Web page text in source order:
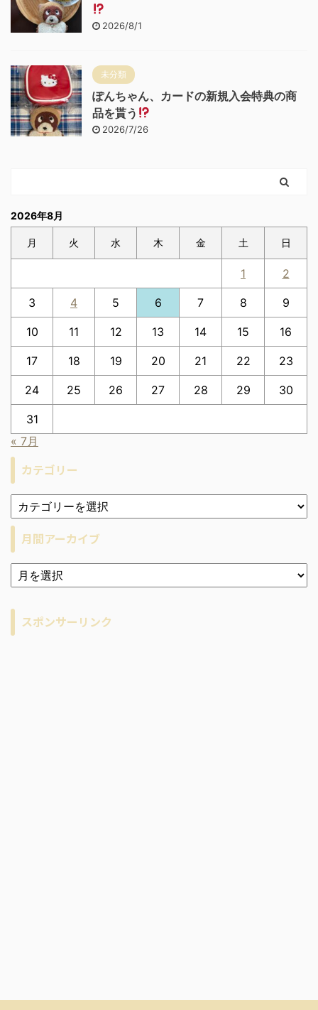
2026/8/1
未分類
ぽんちゃん、カードの新規入会特典の商
品を貰う
2026/7/26
2026年8月
月 火 水 木 金 土 日
1 2
3 4 5 6 7 8 9
10 11 12 13 14 15 16
17 18 19 20 21 22 23
24 25 26 27 28 29 30
31
« 7月
カテゴリー
月間アーカイブ
ア
ー
ブ
スポンサーリンク